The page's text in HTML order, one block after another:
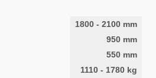
1800 - 2100 mm
950 mm
550 mm
1110 - 1780 kg